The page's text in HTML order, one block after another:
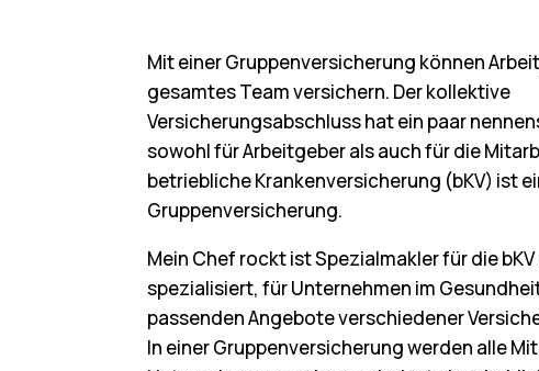
Mit einer Gruppenversicherung können
gesamtes Team versichern. Der kollektive
Versicherungsabschluss hat ein paar
sowohl für Arbeitgeber als auch für die
betriebliche Krankenversicherung (bKV) ist
Gruppenversicherung.
Mein Chef rockt ist Spezialmakler für die
spezialisiert, für Unternehmen im
passenden Angebote verschiedener
In einer Gruppenversicherung werden alle